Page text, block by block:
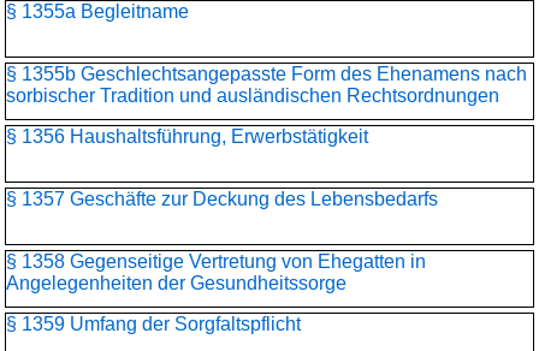
§ 1355a Begleitname
§ 1355b Geschlechtsangepasste Form des Ehenamens nach
sorbischer Tradition und ausländischen Rechtsordnungen
§ 1356 Haushaltsführung, Erwerbstätigkeit
§ 1357 Geschäfte zur Deckung des Lebensbedarfs
§ 1358 Gegenseitige Vertretung von Ehegatten in
Angelegenheiten der Gesundheitssorge
§ 1359 Umfang der Sorgfaltspflicht